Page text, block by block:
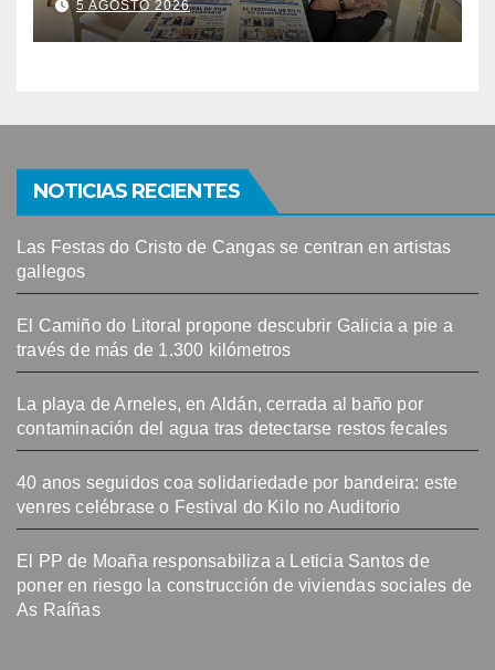
Festival do Kilo no Auditorio
5 AGOSTO 2026
NOTICIAS RECIENTES
Las Festas do Cristo de Cangas se centran en artistas
gallegos
El Camiño do Litoral propone descubrir Galicia a pie a
través de más de 1.300 kilómetros
La playa de Arneles, en Aldán, cerrada al baño por
contaminación del agua tras detectarse restos fecales
40 anos seguidos coa solidariedade por bandeira: este
venres celébrase o Festival do Kilo no Auditorio
El PP de Moaña responsabiliza a Leticia Santos de
poner en riesgo la construcción de viviendas sociales de
As Raíñas